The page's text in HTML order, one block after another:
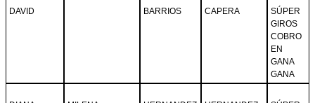
DAVID BARRIOS CAPERA
SÚPER
GIROS
COBRO
EN
GANA
GANA